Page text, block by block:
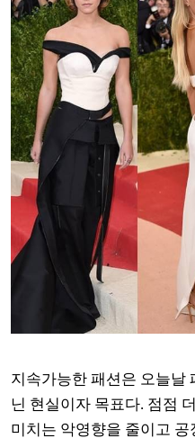
지속가능한 패션은 오늘날
닌 현실이자 목표다. 점점
미치는 악영향을 줄이고